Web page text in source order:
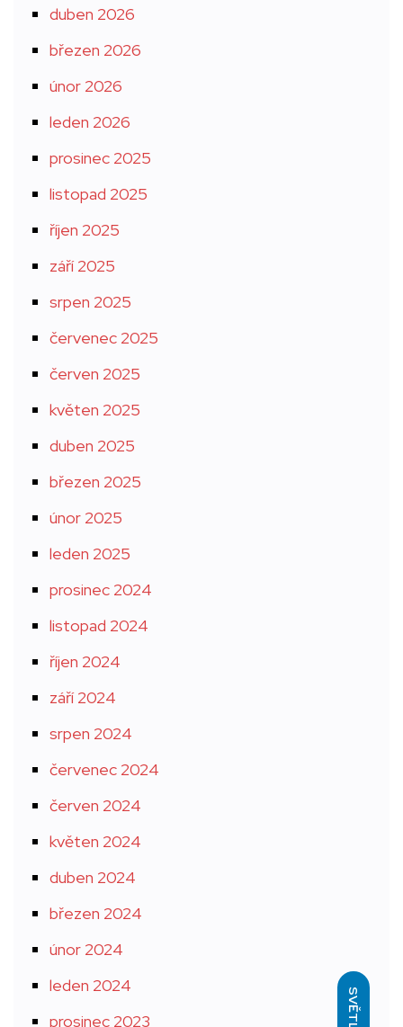
SVĚTLÝ
duben 2026
březen 2026
únor 2026
leden 2026
prosinec 2025
listopad 2025
říjen 2025
září 2025
srpen 2025
červenec 2025
červen 2025
květen 2025
duben 2025
březen 2025
únor 2025
leden 2025
prosinec 2024
listopad 2024
říjen 2024
září 2024
srpen 2024
červenec 2024
červen 2024
květen 2024
duben 2024
březen 2024
únor 2024
leden 2024
prosinec 2023